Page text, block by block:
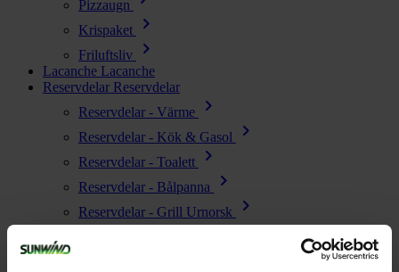
Pizzaugn
Krispaket chevron_right
Friluftsliv chevron_right
Lacanche Lacanche
Reservdelar Reservdelar
Reservdelar - Värme
chevron_right
Reservdelar - Kök & Gasol chevron_right
Reservdelar - Toalett chevron_right
Reservdelar - Bålpanna chevron_right
Reservdelar - Grill Urnorsk chevron_right
Reservdelar - Grill Sunwind (2008 till 2018) chevron_right